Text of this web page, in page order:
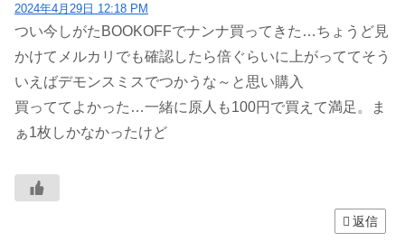
2024年4月29日 12:18 PM
つい今しがたBOOKOFFでナンナ買ってきた…ちょうど見
かけてメルカリでも確認したら倍ぐらいに上がっててそう
いえばデモンスミスでつかうな～と思い購入
買っててよかった…一緒に原人も100円で買えて満足。ま
ぁ1枚しかなかったけど
返信